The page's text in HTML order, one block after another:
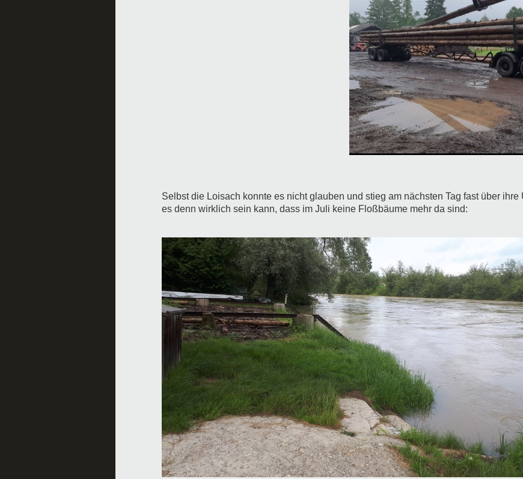
Selbst die Loisach konnte es nicht glauben und stieg am nächsten Tag fast über
es denn wirklich sein kann, dass im Juli keine Floßbäume mehr da sind: